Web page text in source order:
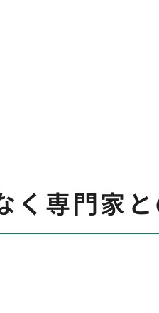
く専門家